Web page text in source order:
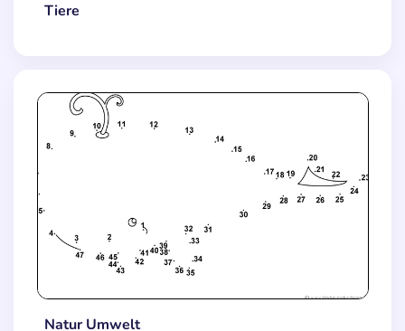
Tiere
Natur Umwelt